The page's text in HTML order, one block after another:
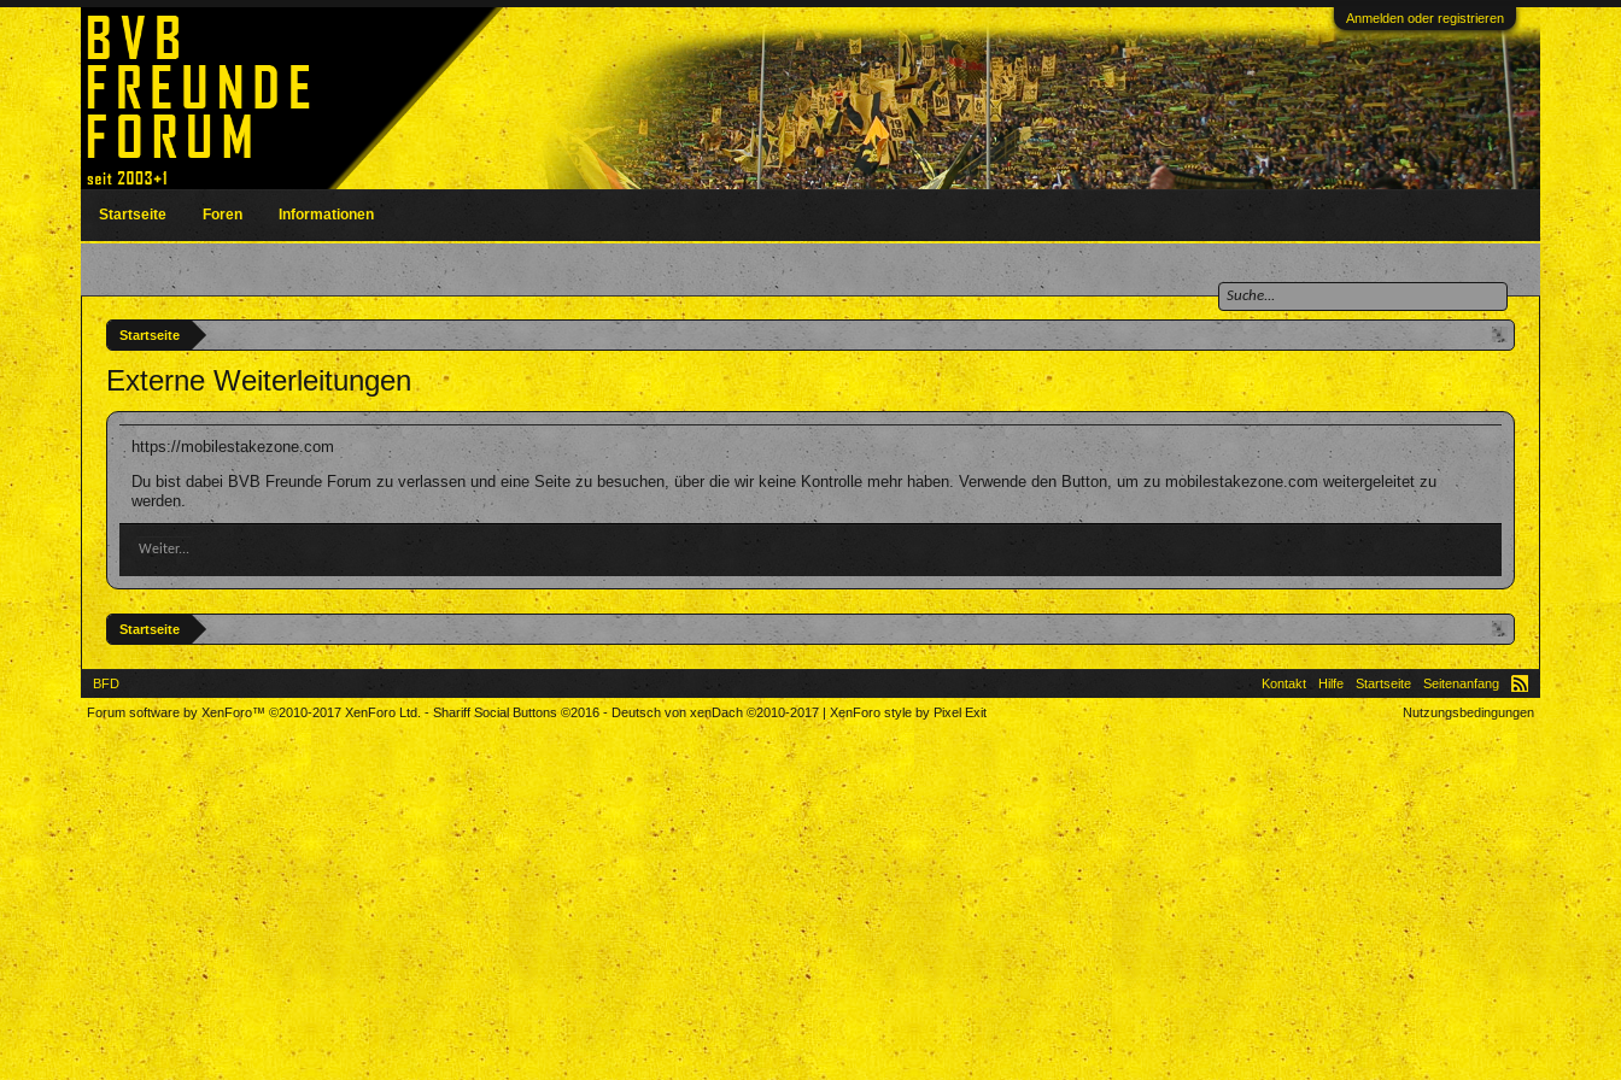
Anmelden oder registrieren
Startseite
Externe Weiterleitungen
https://mobilestakezone.com
Du bist dabei BVB Freunde Forum zu verlassen und eine Seite zu besuchen, über die wir keine Kontrolle mehr haben. Verwende den Button, um zu mobilestakezone.com weitergeleitet zu
werden.
Weiter...
Startseite
Startseite Foren Informationen
BFD Kontakt Hilfe Startseite
Seitenanfang
Nutzungsbedingungen
Forum software by XenForo™©2010-2017 XenForo Ltd. -Shariff Social Buttons©2016 -Deutsch von xenDach©2010-2017 | XenForo style by Pixel Exit